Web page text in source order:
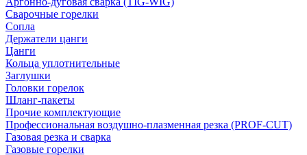
Сварочные горелки
Сопла
Держатели цанги
Цанги
Кольца уплотнительные
Заглушки
Головки горелок
Шланг-пакеты
Прочие комплектующие
Профессиональная воздушно-плазменная резка (PROF-CUT)
Газовая резка и сварка
Газовые горелки